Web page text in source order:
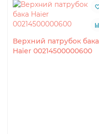
Верхний патрубок бака
Haier 00214500000600